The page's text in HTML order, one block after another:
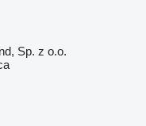
Sp. z o.o.